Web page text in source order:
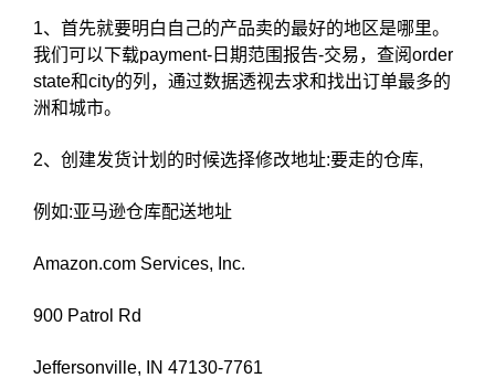
1、首先就要明白自己的产品卖的最好的地区是哪里。
我们可以下载payment-日期范围报告-交易，查阅order
state和city的列，通过数据透视去求和找出订单最多的
洲和城市。
2、创建发货计划的时候选择修改地址:要走的仓库,
例如:亚马逊仓库配送地址
Amazon.com Services, Inc.
900 Patrol Rd
Jeffersonville, IN 47130-7761